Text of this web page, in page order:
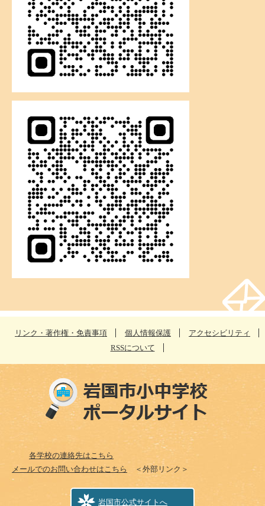
リンク・著作権・免責事項 個人情報保護
アクセシビリティ
RSSについて
各学校の連絡先はこちら
メールでのお問い合わせはこちら
＜外部リンク＞
岩国市公式サイトへ